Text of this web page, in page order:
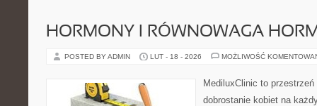
HORMONY I RÓWNOWAGA
POSTED BY ADMIN LUT - 18 - 2026 MOŻLIWOŚĆ
MediluxClinic to
dobrostanie kobiet na